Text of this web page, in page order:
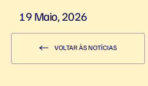
19 Maio, 2026
VOLTAR ÀS NOTÍCIAS